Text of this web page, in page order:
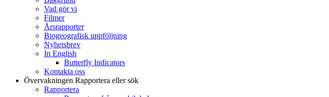
Vad gör vi
Filmer
Årsrapporter
Biogeografisk uppföljning
Nyhetsbrev
In English
Butterfly Indicators
Kontakta oss
Övervakningen Rapportera eller sök
Rapportera